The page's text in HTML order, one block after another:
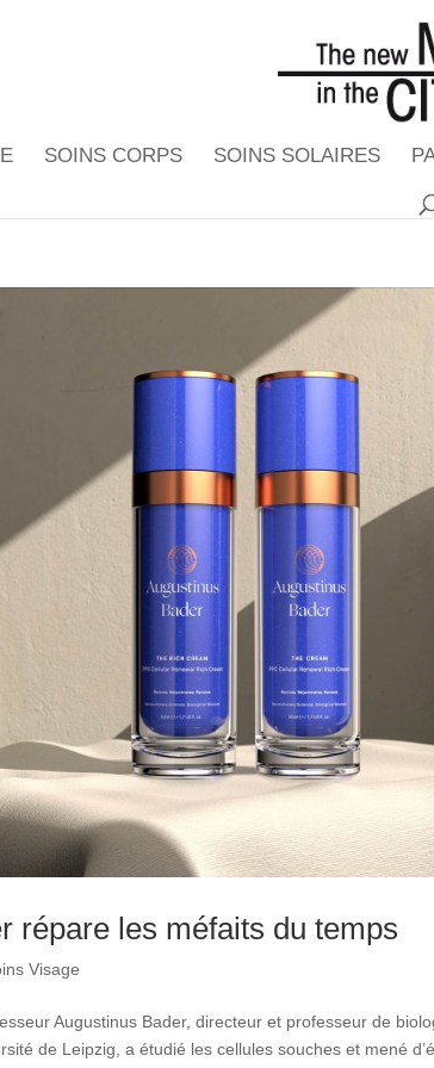
SOINS CORPS SOINS SOLAIRES
répare les méfaits du temps
Visage
Augustinus Bader, directeur et professeur de
de Leipzig, a étudié les cellules souches et mené